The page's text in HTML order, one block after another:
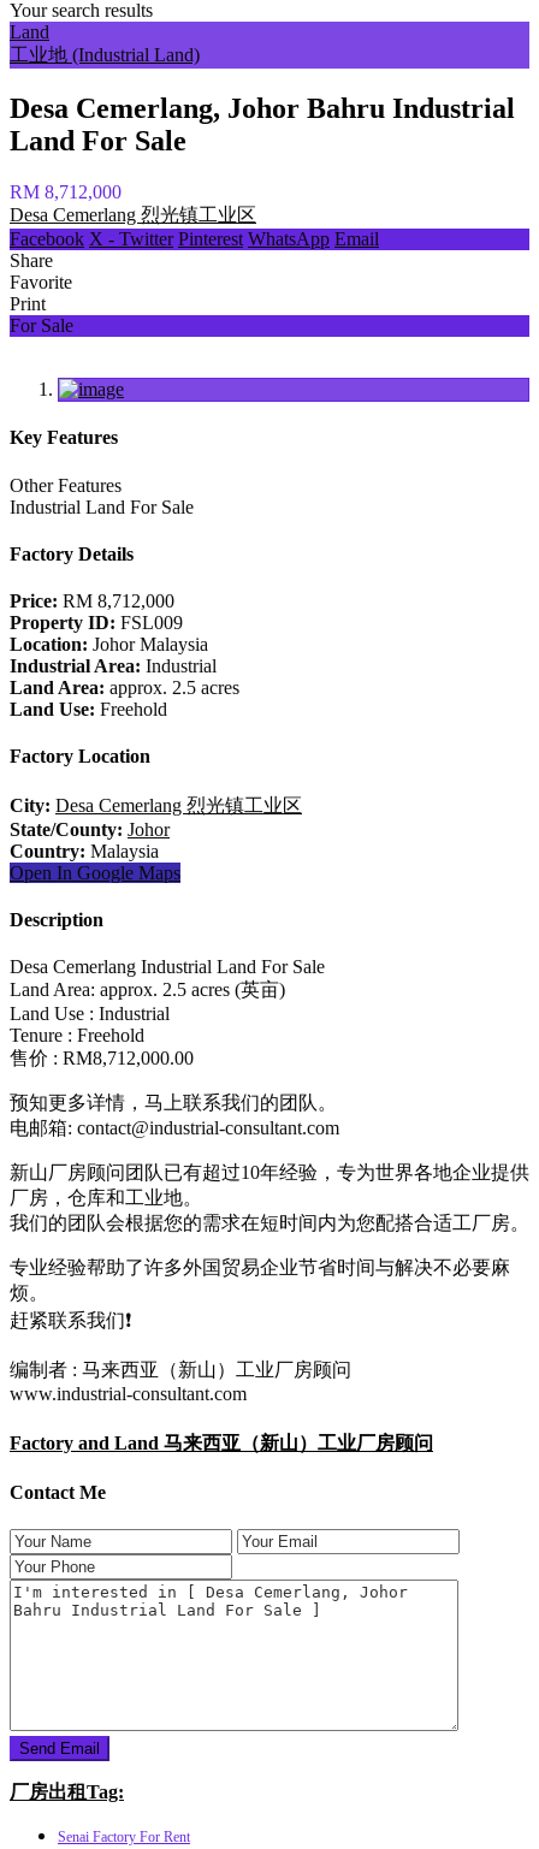
Your search results
Land
工业地 (Industrial Land)
Desa Cemerlang, Johor Bahru Industrial
Land For Sale
RM 8,712,000
Desa Cemerlang 烈光镇工业区
Facebook X - Twitter Pinterest WhatsApp Email
Share
Favorite
Print
For Sale
Key Features
Other Features
Industrial Land For Sale
Factory Details
Price: RM 8,712,000
Property ID: FSL009
Location: Johor Malaysia
Industrial Area: Industrial
Land Area: approx. 2.5 acres
Land Use: Freehold
Factory Location
City: Desa Cemerlang 烈光镇工业区
State/County: Johor
Country: Malaysia
Open In Google Maps
Description
Desa Cemerlang Industrial Land For Sale
Land Area: approx. 2.5 acres (英亩)
Land Use : Industrial
Tenure : Freehold
售价 : RM8,712,000.00
预知更多详情，马上联系我们的团队。
电邮箱: contact@industrial-consultant.com
新山厂房顾问团队已有超过10年经验，专为世界各地企业提供
厂房，仓库和工业地。
我们的团队会根据您的需求在短时间内为您配搭合适工厂房。
专业经验帮助了许多外国贸易企业节省时间与解决不必要麻
烦。
赶紧联系我们❗
编制者 : 马来西亚（新山）工业厂房顾问
www.industrial-consultant.com
Factory and Land 马来西亚（新山）工业厂房顾问
Contact Me
厂房出租Tag:
Senai Factory For Rent